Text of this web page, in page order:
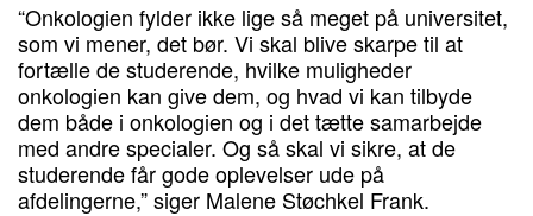
“Onkologien fylder ikke lige så meget på universitet,
som vi mener, det bør. Vi skal blive skarpe til at
fortælle de studerende, hvilke muligheder
onkologien kan give dem, og hvad vi kan tilbyde
dem både i onkologien og i det tætte samarbejde
med andre specialer. Og så skal vi sikre, at de
studerende får gode oplevelser ude på
afdelingerne,” siger Malene Støchkel Frank.